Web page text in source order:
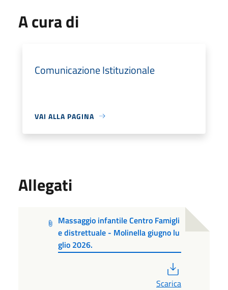
A cura di
Comunicazione Istituzionale
VAI ALLA PAGINA
Allegati
Massaggio infantile Centro Famigli
e distrettuale - Molinella giugno lu
glio 2026.
Scarica